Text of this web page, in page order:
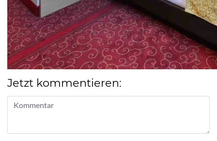
Jetzt kommentieren: